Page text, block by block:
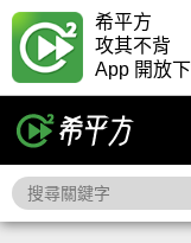
希平方
攻其不背
App 開放